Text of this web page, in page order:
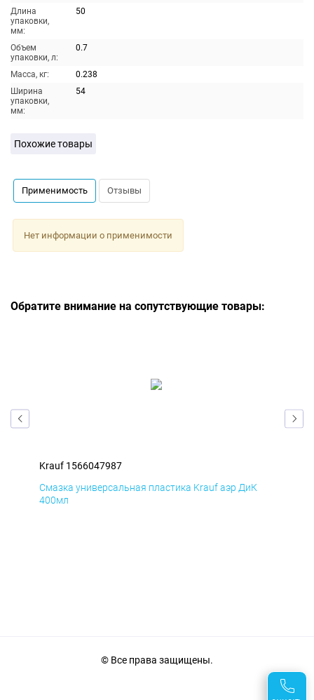
Длина
упаковки,
мм:
50
Объем
упаковки, л:
0.7
Масса, кг:
0.238
Ширина
упаковки,
мм:
54
Похожие товары
Применимость Отзывы
Нет информации о применимости
Обратите внимание на сопутствующие товары:
Krauf 1566047987
Смазка универсальная пластика Krauf аэр ДиК
400мл
© Все права защищены.